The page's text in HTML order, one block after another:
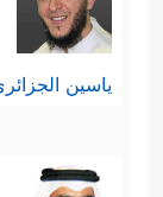
ياسين